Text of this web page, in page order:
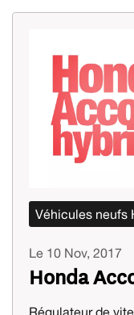
Véhicules neufs
Le 10 Nov, 2017
Honda
Régulateur de